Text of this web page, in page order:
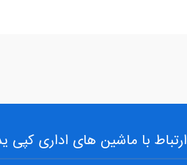
ارتباط با ماشین های اداری